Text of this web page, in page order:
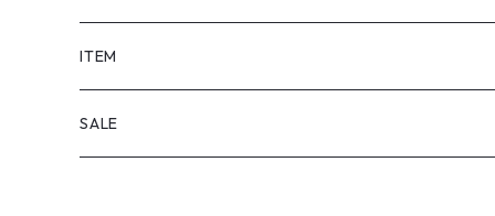
SHORTS
PANTS
ITEM
SALE